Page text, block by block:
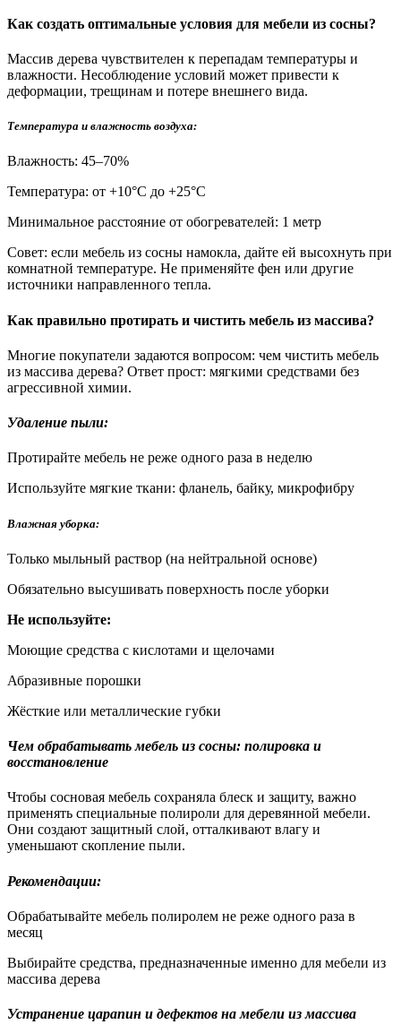
Как создать оптимальные условия для мебели из сосны?
Массив дерева чувствителен к перепадам температуры и
влажности. Несоблюдение условий может привести к
деформации, трещинам и потере внешнего вида.
Температура и влажность воздуха:
Влажность: 45–70%
Температура: от +10°С до +25°С
Минимальное расстояние от обогревателей: 1 метр
Совет: если мебель из сосны намокла, дайте ей высохнуть при
комнатной температуре. Не применяйте фен или другие
источники направленного тепла.
Как правильно протирать и чистить мебель из массива?
Многие покупатели задаются вопросом: чем чистить мебель
из массива дерева? Ответ прост: мягкими средствами без
агрессивной химии.
Удаление пыли:
Протирайте мебель не реже одного раза в неделю
Используйте мягкие ткани: фланель, байку, микрофибру
Влажная уборка:
Только мыльный раствор (на нейтральной основе)
Обязательно высушивать поверхность после уборки
Не используйте:
Моющие средства с кислотами и щелочами
Абразивные порошки
Жёсткие или металлические губки
Чем обрабатывать мебель из сосны: полировка и
восстановление
Чтобы сосновая мебель сохраняла блеск и защиту, важно
применять специальные полироли для деревянной мебели.
Они создают защитный слой, отталкивают влагу и
уменьшают скопление пыли.
Рекомендации:
Обрабатывайте мебель полиролем не реже одного раза в
месяц
Выбирайте средства, предназначенные именно для мебели из
массива дерева
Устранение царапин и дефектов на мебели из массива